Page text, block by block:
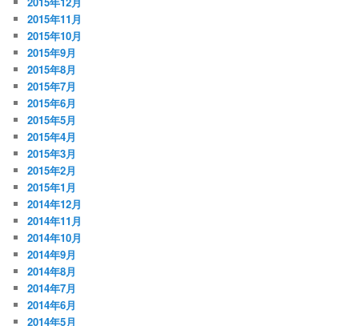
2015年11月
2015年10月
2015年9月
2015年8月
2015年7月
2015年6月
2015年5月
2015年4月
2015年3月
2015年2月
2015年1月
2014年12月
2014年11月
2014年10月
2014年9月
2014年8月
2014年7月
2014年6月
2014年5月